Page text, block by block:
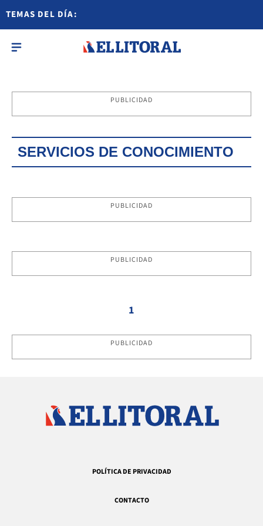
TEMAS DEL DÍA:
PUBLICIDAD
SERVICIOS DE CONOCIMIENTO
PUBLICIDAD
PUBLICIDAD
1
PUBLICIDAD
POLÍTICA DE PRIVACIDAD
CONTACTO